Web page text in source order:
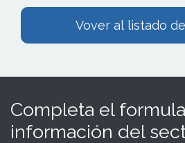
Vover al listado
Completa el
información del